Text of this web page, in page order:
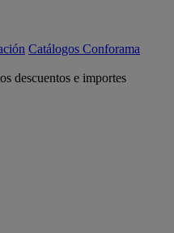
Catálogos Conforama
descuentos e importes